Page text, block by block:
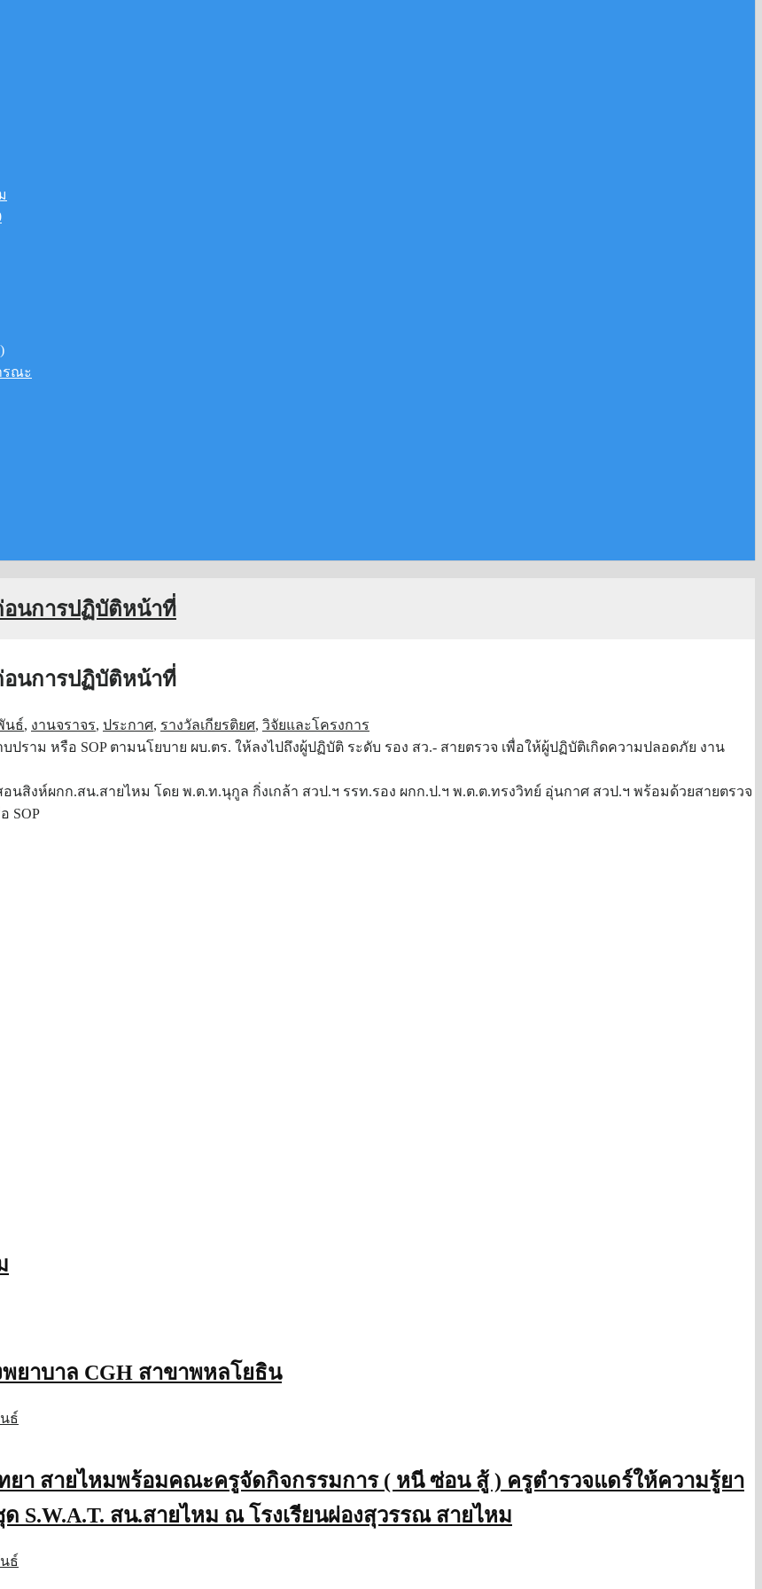
รณะ
อนการปฏิบัติหน้าที่
อนการปฏิบัติหน้าที่
นธ์, งานจราจร, ประกาศ, รางวัลเกียรติยศ, วิจัยและโครงการ
าม หรือ SOP ตามนโยบาย ผบ.ตร. ให้ลงไปถึงผู้ปฏิบัติ ระดับ รอง สว.- สายตรวจ เพื่อให้ผู้ปฏิบัติเกิดความปลอดภัย งาน
อนสิงห์ผกก.สน.สายไหม โดย พ.ต.ท.นุกูล กิ่งเกล้า สวป.ฯ รรท.รอง ผกก.ป.ฯ พ.ต.ต.ทรงวิทย์ อุ่นกาศ สวป.ฯ พร้อมด้วยสายตรวจ
SOP
ยาบาล CGH สาขาพหลโยธิน
ธ์
ยา สายไหมพร้อมคณะครูจัดกิจกรรมการ ( หนี ซ่อน สู้ ) ครูตำรวจแดร์ให้ความรู้ยา
S.W.A.​T.​ สน.สายไหม ณ โรงเรียนผ่องสุวรรณ สายไหม
ธ์